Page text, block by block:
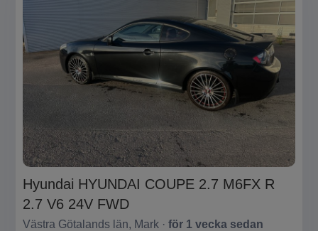
Hyundai HYUNDAI COUPE 2.7 M6FX R
2.7 V6 24V FWD
Västra Götalands län, Mark · för 1 vecka sedan